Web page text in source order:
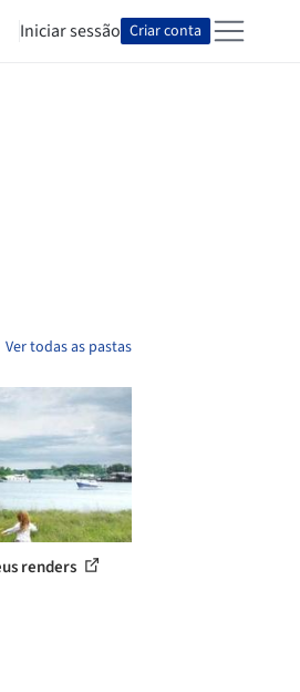
Iniciar sessão Criar conta
Ver todas as pastas
renders